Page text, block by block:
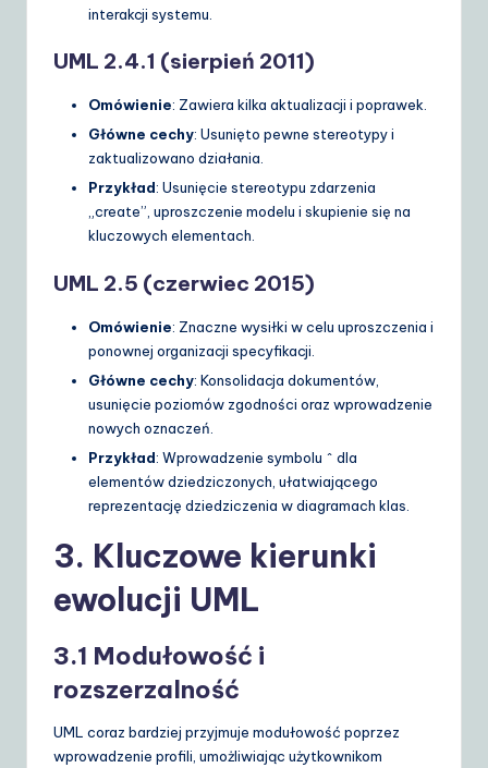
interakcji systemu.
UML 2.4.1 (sierpień 2011)
Omówienie: Zawiera kilka aktualizacji i poprawek.
Główne cechy: Usunięto pewne stereotypy i
zaktualizowano działania.
Przykład: Usunięcie stereotypu zdarzenia
„create”, uproszczenie modelu i skupienie się na
kluczowych elementach.
UML 2.5 (czerwiec 2015)
Omówienie: Znaczne wysiłki w celu uproszczenia i
ponownej organizacji specyfikacji.
Główne cechy: Konsolidacja dokumentów,
usunięcie poziomów zgodności oraz wprowadzenie
nowych oznaczeń.
Przykład: Wprowadzenie symbolu ^ dla
elementów dziedziczonych, ułatwiającego
reprezentację dziedziczenia w diagramach klas.
3. Kluczowe kierunki
ewolucji UML
3.1 Modułowość i
rozszerzalność
UML coraz bardziej przyjmuje modułowość poprzez
wprowadzenie profili, umożliwiając użytkownikom